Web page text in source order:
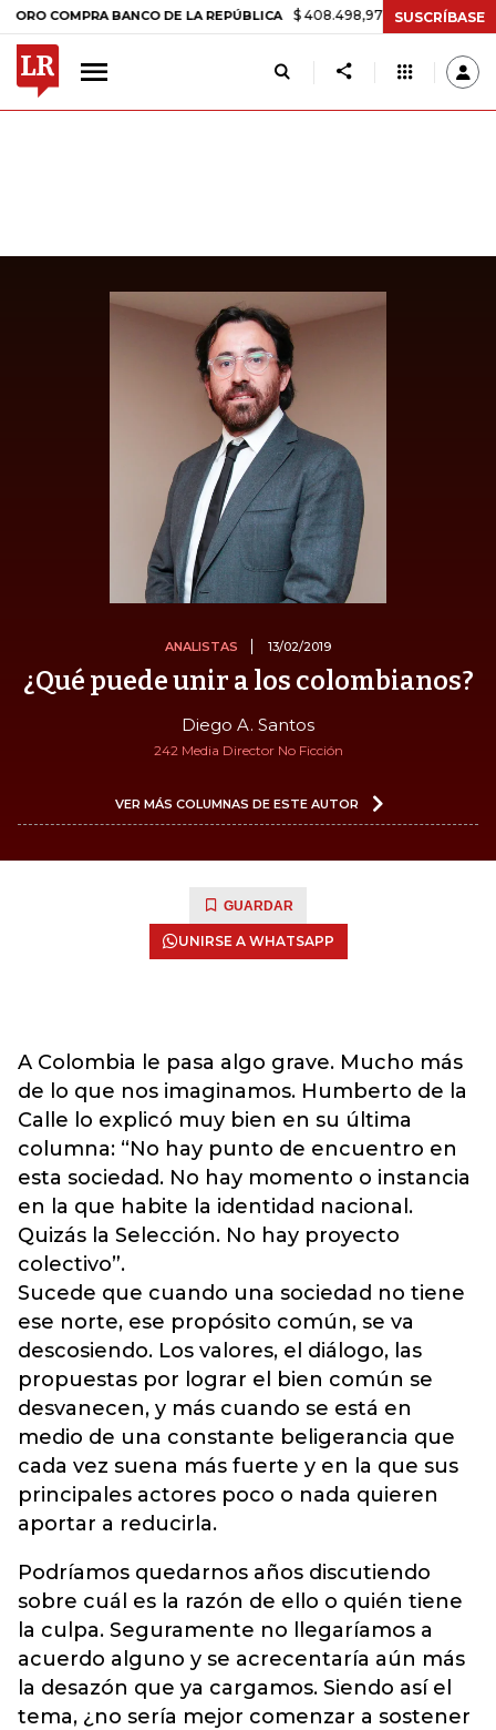
BANCO DE LA REPÚBLICA $ 408.498,97 +$ 8.753,81 +2,19%
SUSCRÍBASE
ANALISTAS 13/02/2019
¿Qué puede unir a los colombianos?
Diego A. Santos
242 Media Director No Ficción
VER MÁS COLUMNAS DE ESTE AUTOR
GUARDAR
UNIRSE A WHATSAPP
A Colombia le pasa algo grave. Mucho más
de lo que nos imaginamos. Humberto de la
Calle lo explicó muy bien en su última
columna: “No hay punto de encuentro en
esta sociedad. No hay momento o instancia
en la que habite la identidad nacional.
Quizás la Selección. No hay proyecto
colectivo”.
Sucede que cuando una sociedad no tiene
ese norte, ese propósito común, se va
descosiendo. Los valores, el diálogo, las
propuestas por lograr el bien común se
desvanecen, y más cuando se está en
medio de una constante beligerancia que
cada vez suena más fuerte y en la que sus
principales actores poco o nada quieren
aportar a reducirla.
Podríamos quedarnos años discutiendo
sobre cuál es la razón de ello o quién tiene
la culpa. Seguramente no llegaríamos a
acuerdo alguno y se acrecentaría aún más
la desazón que ya cargamos. Siendo así el
tema, ¿no sería mejor comenzar a sostener